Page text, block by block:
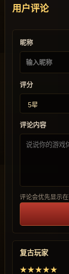
用户评论
昵称
评分
评论内容
评论会优先显示
复古玩家
★★★★★